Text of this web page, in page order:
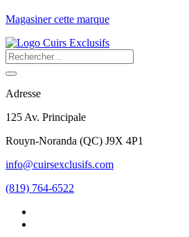
Magasiner cette marque
Adresse
125 Av. Principale
Rouyn-Noranda (QC) J9X 4P1
info@cuirsexclusifs.com
(819) 764-6522